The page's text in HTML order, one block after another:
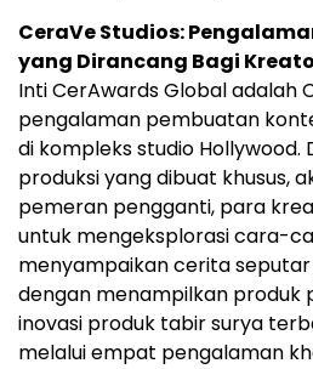
CeraVe Studios:
yang Dirancang Bagi
Inti CerAwards Global adalah
pengalaman pembuatan
di kompleks studio Hollywood.
produksi yang dibuat khusus,
pemeran pengganti, para
untuk mengeksplorasi cara-
menyampaikan cerita
dengan menampilkan produk
inovasi produk tabir surya
melalui empat pengalaman